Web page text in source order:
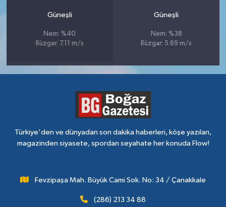
Güneşli
Nem: %40
Rüzgar: 7.11 m/s
Güneşli
Nem: %38
Rüzgar: 5.69 m/s
Türkiye'den ve dünyadan son dakika haberleri, köşe yazıları,
magazinden siyasete, spordan seyahate her konuda Flow!
Fevzipaşa Mah. Büyük Cami Sok. No: 34 / Çanakkale
(286) 213 34 88